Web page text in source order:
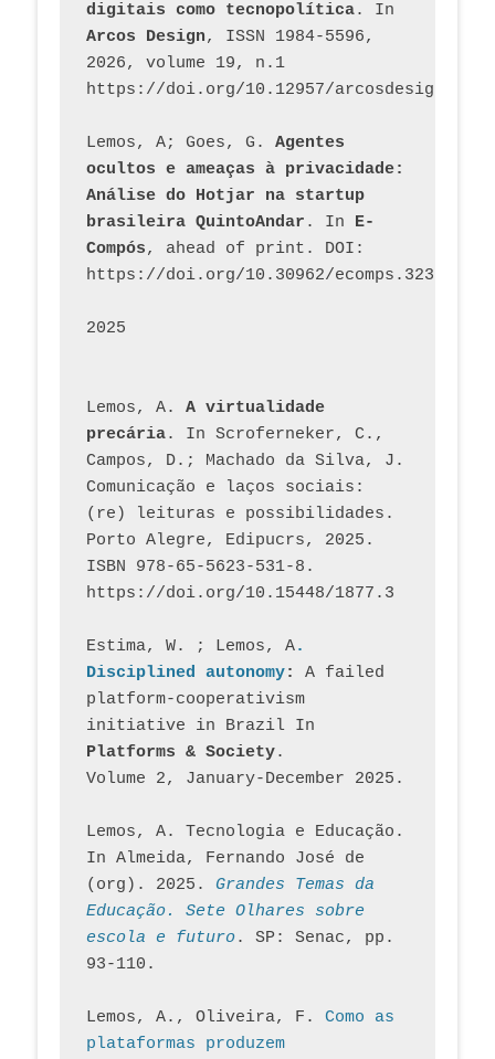
digitais como tecnopolítica
Arcos Design, ISSN 1984-5596,
2026, volume 19, n.1
https://doi.org/10.12957/
Lemos, A; Goes, G. Agentes
ocultos e ameaças à privacidade:
Análise do Hotjar na startup
brasileira QuintoAndar . In E-
Compós, ahead of print. DOI:
https://doi.org/10.30962/ecomps.3231
2025
Lemos, A. A virtualidade
precária. In Scroferneker, C.,
Campos, D.; Machado da Silva, J.
Comunicação e laços sociais:
(re) leituras e possibilidades.
Porto Alegre, Edipucrs, 2025.
ISBN 978-65-5623-531-8.
https://doi.org/10.15448/1877.3
Estima, W. ; Lemos, A.
Disciplined autonomy: A failed
platform-cooperativism
initiative in Brazil In
Platforms & Society.
Volume 2, January-December 2025.
Lemos, A. Tecnologia e Educação.
In Almeida, Fernando José de
(org). 2025. Grandes Temas da
Educação. Sete Olhares sobre
escola e futuro. SP: Senac, pp.
93-110.
Lemos, A., Oliveira, F. Como as
plataformas produzem